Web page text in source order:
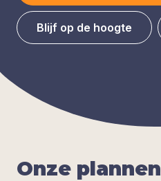
Blijf op de hoogte
Onze plan­nen